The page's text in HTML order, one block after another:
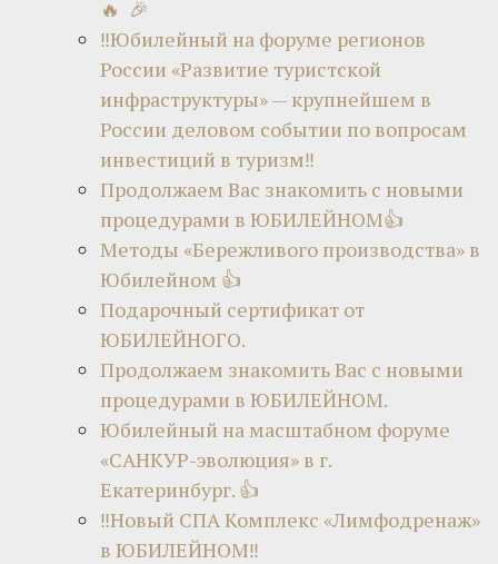
🔥 🎉
‼Юбилейный на форуме регионов
России «Развитие туристской
инфраструктуры» — крупнейшем в
России деловом событии по вопросам
инвестиций в туризм‼
Продолжаем Вас знакомить с новыми
процедурами в ЮБИЛЕЙНОМ👍
Методы «Бережливого производства» в
Юбилейном 👍
Подарочный сертификат от
ЮБИЛЕЙНОГО.
Продолжаем знакомить Вас с новыми
процедурами в ЮБИЛЕЙНОМ.
Юбилейный на масштабном форуме
«САНКУР-эволюция» в г.
Екатеринбург. 👍
‼Новый СПА Комплекс «Лимфодренаж»
в ЮБИЛЕЙНОМ‼